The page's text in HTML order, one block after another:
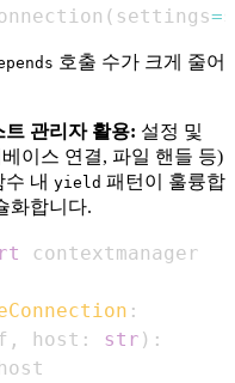
( settings=
호출 수가 크게 줄어
관리자 활용: 설정 및
이스 연결, 파일 핸들 등)
수 내 yield 패턴이 훌륭합
화합니다.
:
, host : str ) :